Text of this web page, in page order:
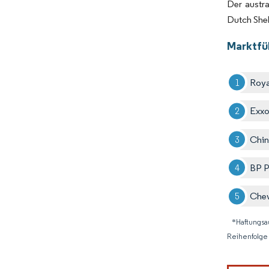
Der
Dutch
BP